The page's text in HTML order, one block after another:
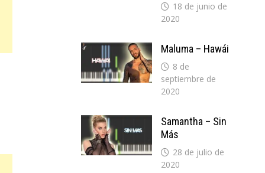
18 de junio de
2020
Maluma – Hawái
8 de
septiembre de
2020
Samantha – Sin
Más
28 de julio de
2020